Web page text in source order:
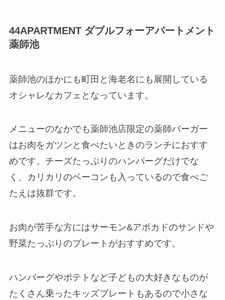
44APARTMENT ダブルフォーアパートメント
薬師池
薬師池のほかにも町田と海老名にも展開している
オシャレなカフェとなっています。
メニューのなかでも薬師池店限定の薬師バーガー
はお肉をガツンと食べたいときのランチにおすす
めです。チーズたっぷりのハンバーグだけでな
く、カリカリのベーコンも入っているので食べご
たえは抜群です。
お肉が苦手な方にはサーモン&アボカドのサンドや
野菜たっぷりのプレートがおすすめです。
ハンバーグやポテトなど子どもの大好きなものが
たくさん乗ったキッズプレートもあるので小さな